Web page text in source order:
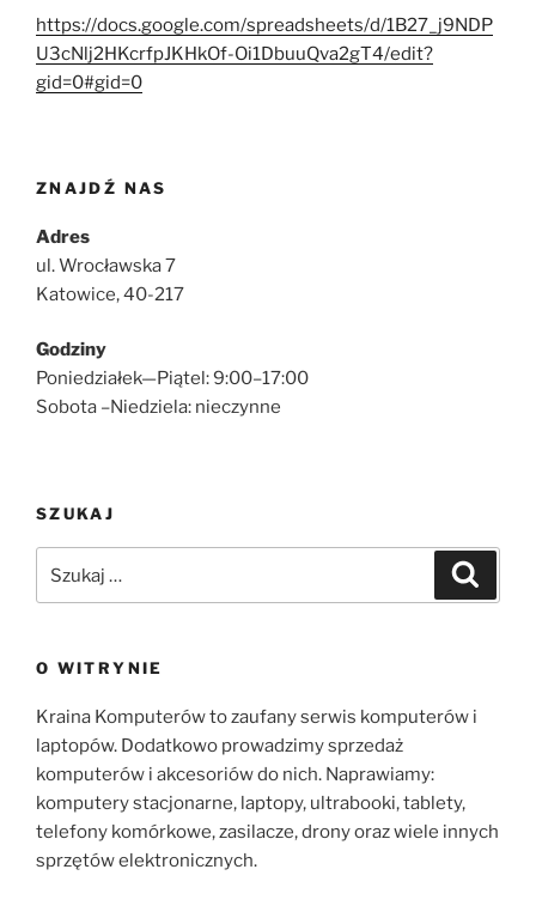
https://docs.google.com/spreadsheets/d/1B27_j9NDP
U3cNlj2HKcrfpJKHkOf-Oi1DbuuQva2gT4/edit?
gid=0#gid=0
ZNAJDŹ NAS
Adres
ul. Wrocławska 7
Katowice, 40-217
Godziny
Poniedziałek—Piątel: 9:00–17:00
Sobota –Niedziela: nieczynne
SZUKAJ
O WITRYNIE
Kraina Komputerów to zaufany serwis komputerów i
laptopów. Dodatkowo prowadzimy sprzedaż
komputerów i akcesoriów do nich. Naprawiamy:
komputery stacjonarne, laptopy, ultrabooki, tablety,
telefony komórkowe, zasilacze, drony oraz wiele innych
sprzętów elektronicznych.